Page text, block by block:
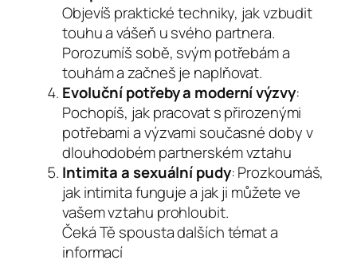
Objevíš praktické techniky, jak vzbudit
touhu a vášeň u svého partnera.
Porozumíš sobě, svým potřebám a
touhám a začneš je naplňovat.
Evoluční potřeby a moderní výzvy:
Pochopíš, jak pracovat s přirozenými
potřebami a výzvami současné doby v
dlouhodobém partnerském vztahu
Intimita a sexuální pudy: Prozkoumáš,
jak intimita funguje a jak ji můžete ve
vašem vztahu prohloubit.
Čeká Tě spousta dalších témat a
informací